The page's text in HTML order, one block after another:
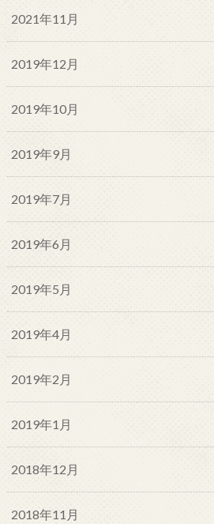
2021年11月
2019年12月
2019年10月
2019年9月
2019年7月
2019年6月
2019年5月
2019年4月
2019年2月
2019年1月
2018年12月
2018年11月